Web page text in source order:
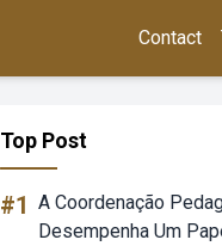
Contact
Top Post
#1 A Coordenação
Desempenha Um